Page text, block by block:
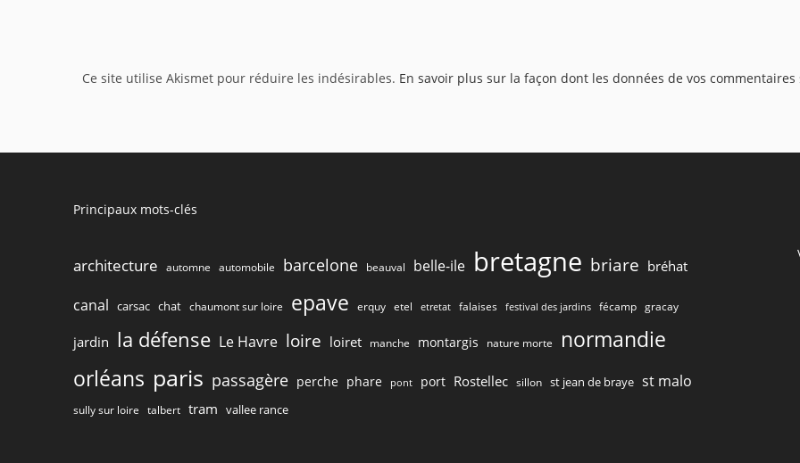
to
comment
Ce site utilise Akismet pour réduire les indésirables. En savoir plus sur la façon dont les données de vos
Principaux mots-clés
architecture automne automobile barcelone beauval belle-ile bretagne briare bréhat
canal carsac chat chaumont sur loire epave erquy etel etretat falaises festival des jardins fécamp gracay
jardin la défense Le Havre loire loiret manche montargis nature morte
normandie
orléans paris passagère perche phare pont port Rostellec sillon st jean de braye st malo
sully sur loire talbert tram vallee rance